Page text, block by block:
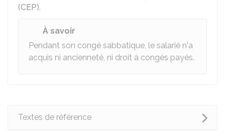
(CEP).
À savoir
Pendant son congé sabbatique, le salarié n'a
acquis ni ancienneté, ni droit à congés payés.
Textes de référence